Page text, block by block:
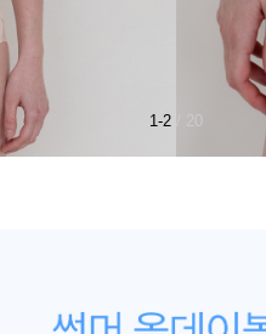
1-2 / 20